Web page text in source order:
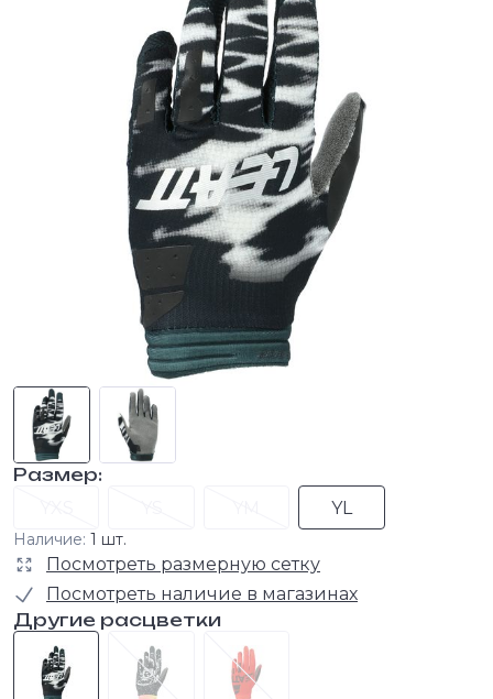
Размер:
YL
Наличие: 1 шт.
Посмотреть размерную сетку
Посмотреть наличие в магазинах
Другие расцветки